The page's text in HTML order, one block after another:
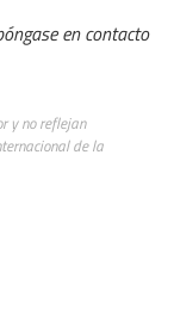
en contacto
y no reflejan
de la